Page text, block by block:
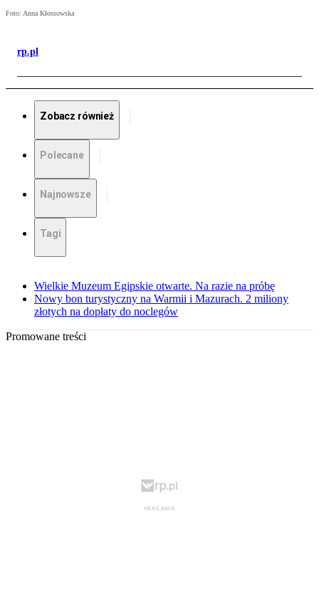
Foto: Anna Kłossowska
rp.pl
Zobacz również
Polecane
Najnowsze
Tagi
Wielkie Muzeum Egipskie otwarte. Na razie na próbę
Nowy bon turystyczny na Warmii i Mazurach. 2 miliony
złotych na dopłaty do noclegów
Promowane treści